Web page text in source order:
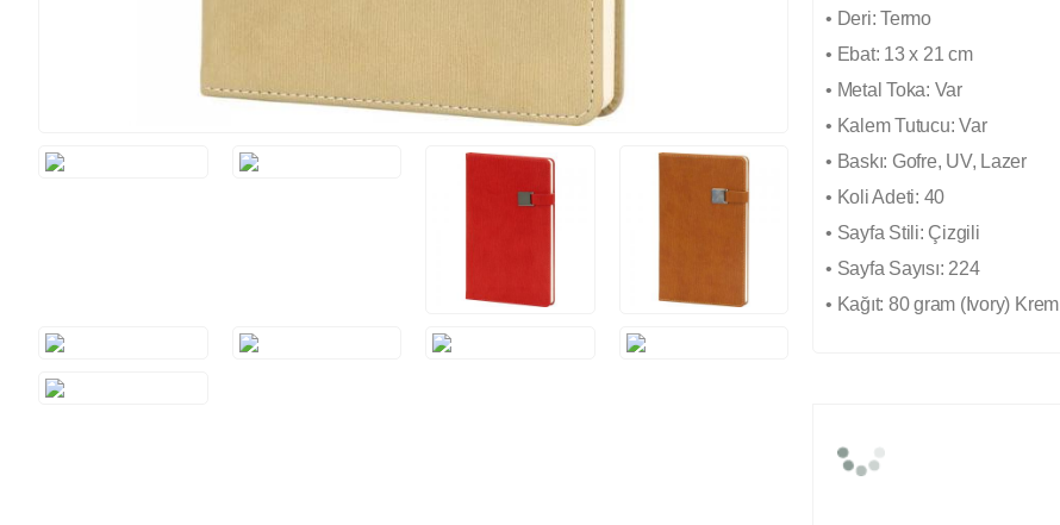
• Deri: Termo
• Ebat: 13 x 21 cm
• Metal Toka: Var
• Kalem Tutucu: Var
• Baskı: Gofre, UV, Lazer
• Koli Adeti: 40
• Sayfa Stili: Çizgili
• Sayfa Sayısı: 224
• Kağıt: 80 gram (Ivory) Krem